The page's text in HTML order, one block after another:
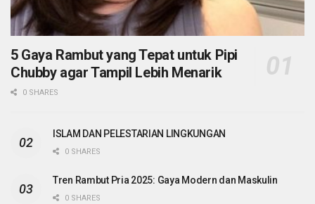
5 Gaya Rambut yang Tepat untuk Pipi
Chubby agar Tampil Lebih Menarik
0 SHARES
ISLAM DAN PELESTARIAN LINGKUNGAN
0 SHARES
Tren Rambut Pria 2025: Gaya Modern dan Maskulin
0 SHARES